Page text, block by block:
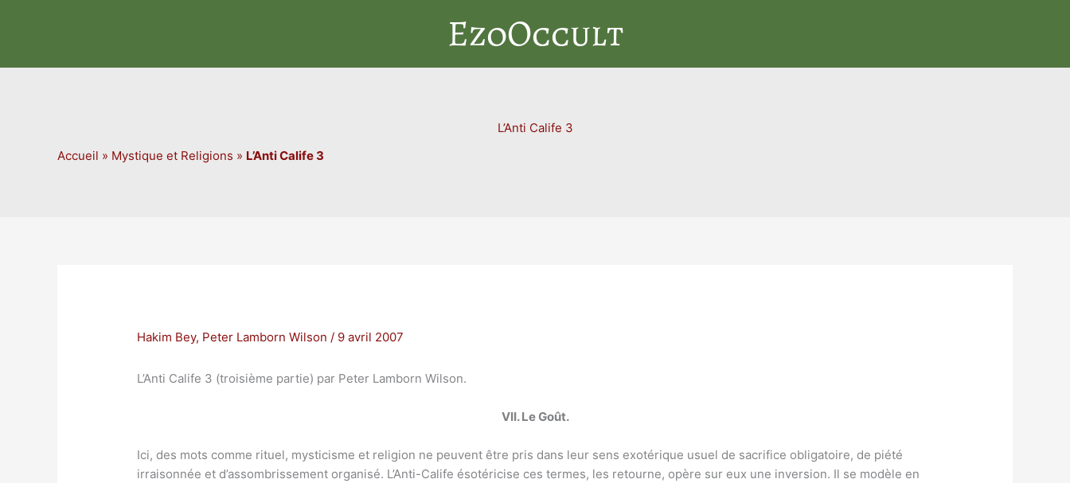
EzoOccult
L’Anti Calife 3
Accueil » Mystique et Religions » L’Anti Calife 3
Hakim Bey, Peter Lamborn Wilson / 9 avril 2007
L’Anti Calife 3 (troisième partie) par Peter Lamborn Wilson.
VII. Le Goût.
Ici, des mots comme rituel, mysticisme et religion ne peuvent être pris dans leur sens exotérique usuel de sacrifice obligatoire, de piété
irraisonnée et d’assombrissement organisé. L’Anti-Calife ésotéricise ces termes, les retourne, opère sur eux une inversion. Il se modèle en